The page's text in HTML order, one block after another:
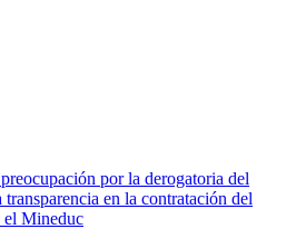
por la derogatoria del
en la contratación del
el Mineduc